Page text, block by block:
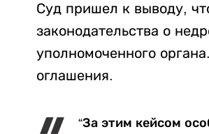
Суд пришел к выводу,
законодательства о
уполномоченного
оглашения.
“За этим кейсом